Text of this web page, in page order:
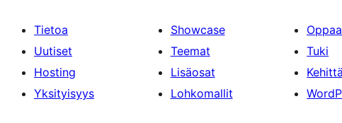
Tietoa
Uutiset
Hosting
Yksityisyys
Showcase
Teemat
Lisäosat
Lohkomallit
Tuki